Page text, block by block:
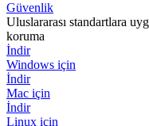
Güvenlik
Uluslararası standartlara
koruma
İndir
Windows için
İndir
Mac için
İndir
Linux için